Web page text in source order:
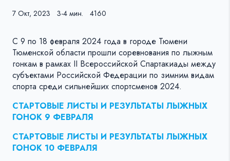
7 Окт, 2023 3-4 мин. 4160
С 9 по 18 февраля 2024 года в городе Тюмени
Тюменской области прошли соревнования по лыжным
гонкам в рамках II Всероссийской Спартакиады между
субъектами Российской Федерации по зимним видам
спорта среди сильнейших спортсменов 2024.
СТАРТОВЫЕ ЛИСТЫ И РЕЗУЛЬТАТЫ ЛЫЖНЫХ
ГОНОК 9 ФЕВРАЛЯ
СТАРТОВЫЕ ЛИСТЫ И РЕЗУЛЬТАТЫ ЛЫЖНЫХ
ГОНОК 10 ФЕВРАЛЯ